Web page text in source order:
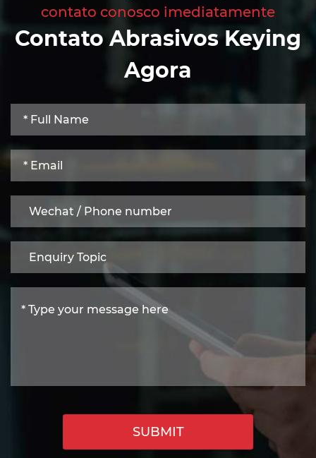
contato conosco imediatamente
Contato Abrasivos Keying
Agora
SUBMIT